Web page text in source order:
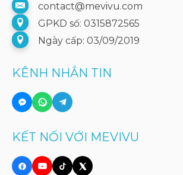
contact@mevivu.com
GPKD số: 0315872565
Ngày cấp: 03/09/2019
KÊNH NHẮN TIN
KẾT NỐI VỚI MEVIVU